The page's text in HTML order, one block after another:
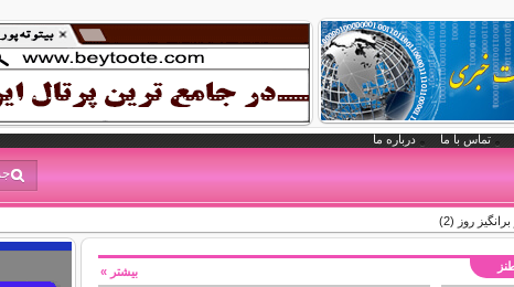
تماس با ما درباره ما
روز (2)
بیشتر »